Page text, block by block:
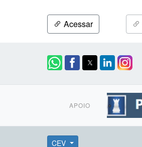
Acessar
APOIO
CEV